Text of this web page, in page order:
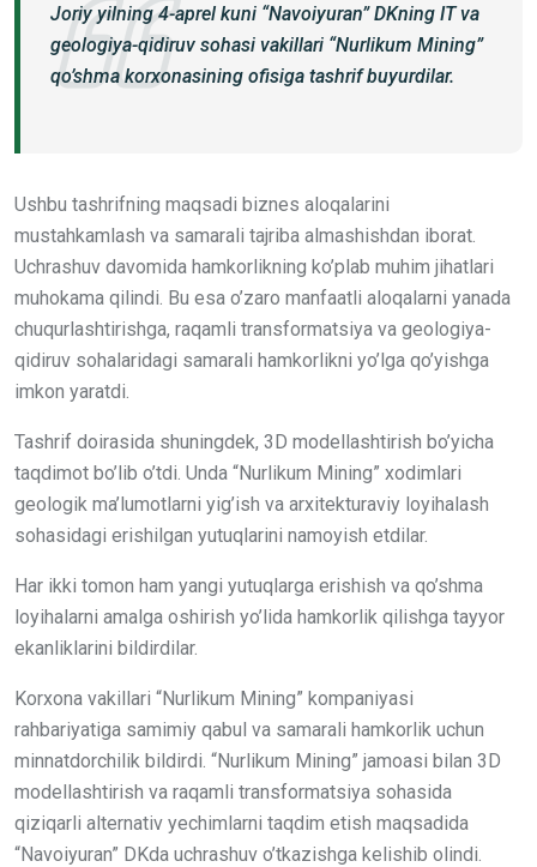
Joriy yilning 4-aprel kuni “Navoiyuran” DKning IT va
geologiya-qidiruv sohasi vakillari “Nurlikum Mining”
qo’shma korxonasining ofisiga tashrif buyurdilar.
Ushbu tashrifning maqsadi biznes aloqalarini
mustahkamlash va samarali tajriba almashishdan iborat.
Uchrashuv davomida hamkorlikning ko’plab muhim jihatlari
muhokama qilindi. Bu esa o’zaro manfaatli aloqalarni yanada
chuqurlashtirishga, raqamli transformatsiya va geologiya-
qidiruv sohalaridagi samarali hamkorlikni yo’lga qo’yishga
imkon yaratdi.
Tashrif doirasida shuningdek, 3D modellashtirish bo’yicha
taqdimot bo’lib o’tdi. Unda “Nurlikum Mining” xodimlari
geologik ma’lumotlarni yig’ish va arxitekturaviy loyihalash
sohasidagi erishilgan yutuqlarini namoyish etdilar.
Har ikki tomon ham yangi yutuqlarga erishish va qo’shma
loyihalarni amalga oshirish yo’lida hamkorlik qilishga tayyor
ekanliklarini bildirdilar.
Korxona vakillari “Nurlikum Mining” kompaniyasi
rahbariyatiga samimiy qabul va samarali hamkorlik uchun
minnatdorchilik bildirdi. “Nurlikum Mining” jamoasi bilan 3D
modellashtirish va raqamli transformatsiya sohasida
qiziqarli alternativ yechimlarni taqdim etish maqsadida
“Navoiyuran” DKda uchrashuv o’tkazishga kelishib olindi.